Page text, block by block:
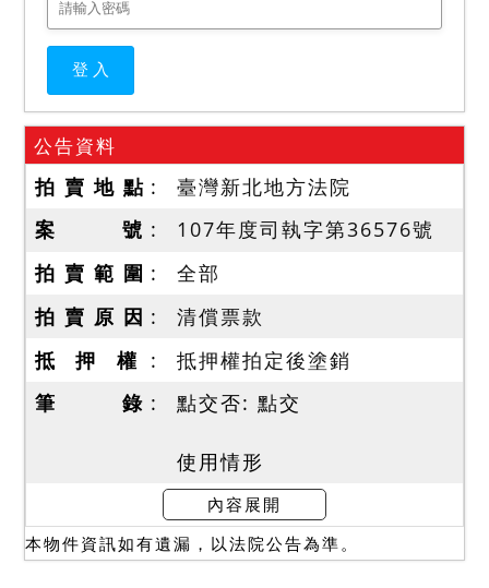
公告資料
拍 賣 地 點
臺灣新北地方法院
案 號
107年度司執字第36576號
拍 賣 範 圍
全部
拍 賣 原 因
清償票款
抵 押 權
抵押權拍定後塗銷
筆 錄
點交否: 點交
使用情形
本件拍賣標的建物部分，本
院於109年10月21日至現場
查封時債務人在場，據稱為
內容展開
本物件資訊如有遺漏，以法院公告為準。